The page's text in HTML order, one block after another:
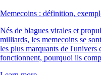
Memecoins : définition,
Nés de blagues virales et
milliards, les memecoins se
les plus marquants de
fonctionnent, pourquoi ils